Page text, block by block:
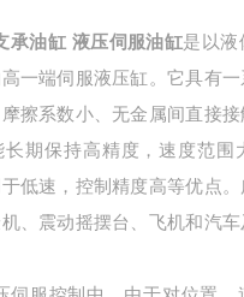
承油缸 液压伺服油缸是以液
一端伺服液压缸。它具有
擦系数小、无金属间直接
长期保持高精度，速度范围
低速，控制精度高等优点
、震动摇摆台、飞机和汽